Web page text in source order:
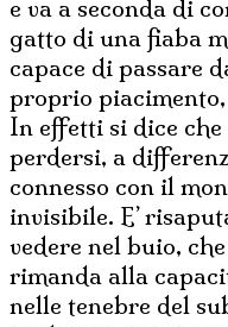
e va a seconda di
gatto di una fiaba
capace di passare
proprio
In effetti si dice
perdersi, a
connesso con il
invisibile. E’
vedere nel buio,
rimanda alla
nelle tenebre del